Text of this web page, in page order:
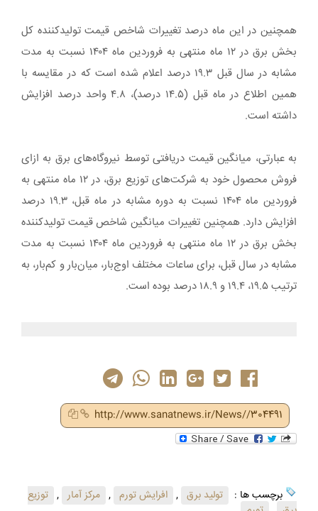
همچنین در این ماه درصد تغییرات شاخص قیمت تولیدکننده کل
بخش برق در ۱۲ ماه منتهی به فروردین ماه ۱۴۰۴ نسبت به مدت
مشابه در سال قبل ۱۹.۳ درصد اعلام شده است که در مقایسه با
همین اطلاع در ماه قبل (۱۴.۵ درصد)، ۴.۸ واحد درصد افزایش
داشته است.
به عبارتی، میانگین قیمت دریافتی توسط نیروگاه‌های برق به ازای
فروش محصول خود به شرکت‌های توزیع برق، در ۱۲ ماه منتهی به
فروردین ماه ۱۴۰۴ نسبت به دوره مشابه در ماه قبل، ۱۹.۳ درصد
افزایش دارد. همچنین تغییرات میانگین شاخص قیمت تولیدکننده
بخش برق در ۱۲ ماه منتهی به فروردین ماه ۱۴۰۴ نسبت به مدت
مشابه در سال قبل، برای ساعات مختلف اوج‌بار، میان‌بار و کم‌بار، به
ترتیب ۱۹.۵، ۱۹.۴ و ۱۸.۹ درصد بوده است.
http://www.sanatnews.ir/News//304491
برچسب ها : تولید برق , افرایش تورم , مرکز آمار , توزیع